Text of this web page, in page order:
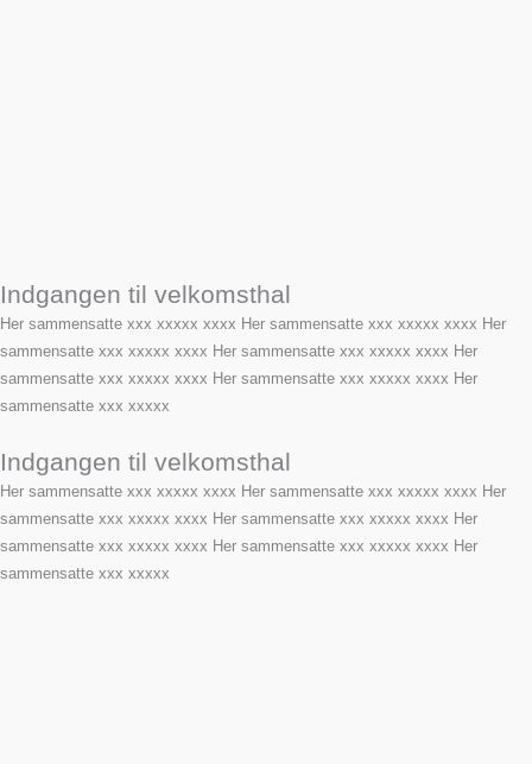
Indgangen til velkomsthal
Her sammensatte xxx xxxxx xxxx Her sammensatte xxx xxxxx xxxx Her
sammensatte xxx xxxxx xxxx Her sammensatte xxx xxxxx xxxx Her
sammensatte xxx xxxxx xxxx Her sammensatte xxx xxxxx xxxx Her
sammensatte xxx xxxxx
Indgangen til velkomsthal
Her sammensatte xxx xxxxx xxxx Her sammensatte xxx xxxxx xxxx Her
sammensatte xxx xxxxx xxxx Her sammensatte xxx xxxxx xxxx Her
sammensatte xxx xxxxx xxxx Her sammensatte xxx xxxxx xxxx Her
sammensatte xxx xxxxx